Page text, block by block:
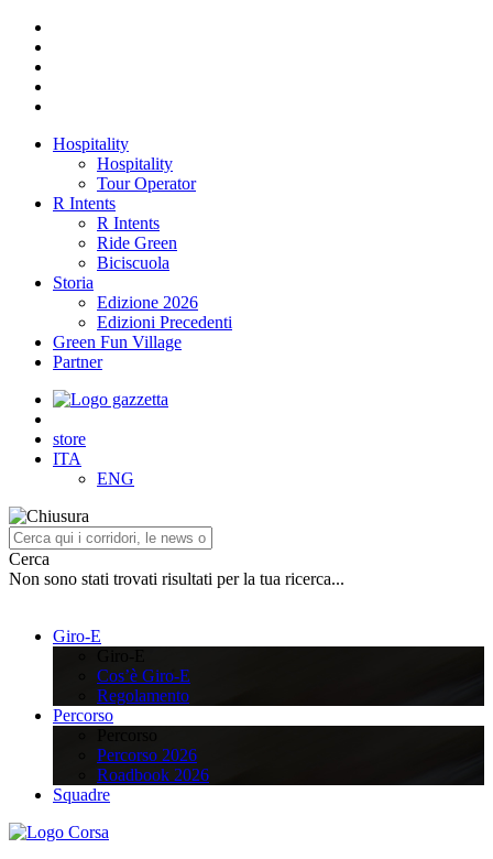
Hospitality
Hospitality
Tour Operator
R Intents
R Intents
Ride Green
Biciscuola
Storia
Edizione 2026
Edizioni Precedenti
Green Fun Village
Partner
store
ITA
ENG
Cerca
Non sono stati trovati risultati per la tua ricerca...
Giro-E
Cos’è Giro-E
Regolamento
Percorso
Percorso 2026
Roadbook 2026
Squadre